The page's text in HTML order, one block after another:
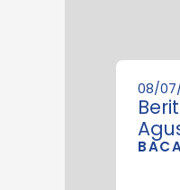
08/